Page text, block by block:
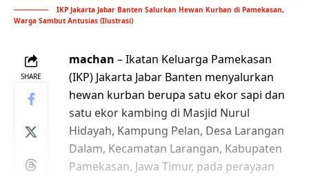
IKP Jakarta Jabar Banten Salurkan Hewan Kurban di Pamekasan,
Warga Sambut Antusias (Ilustrasi)
SHARE
machan – Ikatan Keluarga Pamekasan
(IKP) Jakarta Jabar Banten menyalurkan
hewan kurban berupa satu ekor sapi dan
satu ekor kambing di Masjid Nurul
Hidayah, Kampung Pelan, Desa Larangan
Dalam, Kecamatan Larangan, Kabupaten
Pamekasan, Jawa Timur, pada perayaan